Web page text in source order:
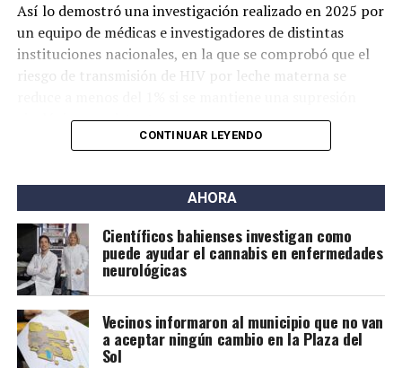
Así lo demostró una investigación realizado en 2025 por
un equipo de médicas e investigadores de distintas
instituciones nacionales, en la que se comprobó que el
riesgo de transmisión de HIV por leche materna se
virológica consistente.
Los primeros estudios que respaldaron esta posibilidad
surgieron en países de bajos ingresos, donde la
Organización Mundial de la Salud (OMS) comenzó a
recomendar la lactancia para personas con VIH bajo
tratamiento.
Investigaciones posteriores confirmaron tasas muy
bajas de transmisión, especialmente cuando el
CONTINUAR LEYENDO
AHORA
Científicos bahienses investigan como
puede ayudar el cannabis en enfermedades
neurológicas
Vecinos informaron al municipio que no van
a aceptar ningún cambio en la Plaza del
Sol